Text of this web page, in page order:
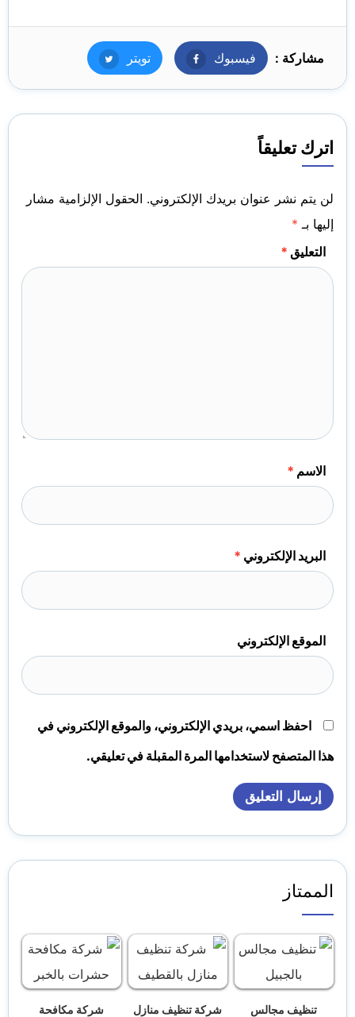
مشاركة : فيسبوك فيسبوكتويتر تويتر
اترك تعليقاً
لن يتم نشر عنوان بريدك الإلكتروني. الحقول الإلزامية مشار
إليها بـ *
التعليق *
الاسم *
البريد الإلكتروني *
الموقع الإلكتروني
احفظ اسمي، بريدي الإلكتروني، والموقع الإلكتروني في
هذا المتصفح لاستخدامها المرة المقبلة في تعليقي.
الممتاز
تنظيف مجالس
شركة تنظيف منازل
شركة مكافحة